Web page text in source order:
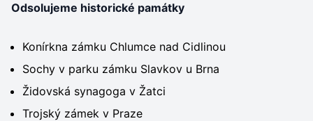
Odsolujeme historické památky
Konírkna zámku Chlumce nad Cidlinou
Sochy v parku zámku Slavkov u Brna
Židovská synagoga v Žatci
Trojský zámek v Praze